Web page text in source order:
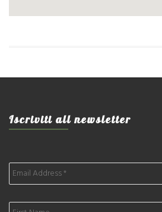
Iscriviti all newsletter